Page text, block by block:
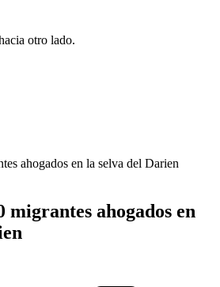
otro lado.
migrantes ahogados en